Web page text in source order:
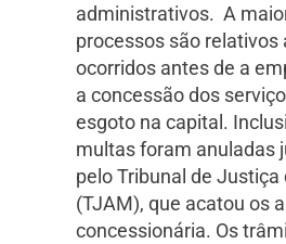
administrativos. A
processos são relativos
ocorridos antes de a
a concessão dos
esgoto na capital.
multas foram anuladas
pelo Tribunal de
(TJAM), que acatou os
concessionária. Os